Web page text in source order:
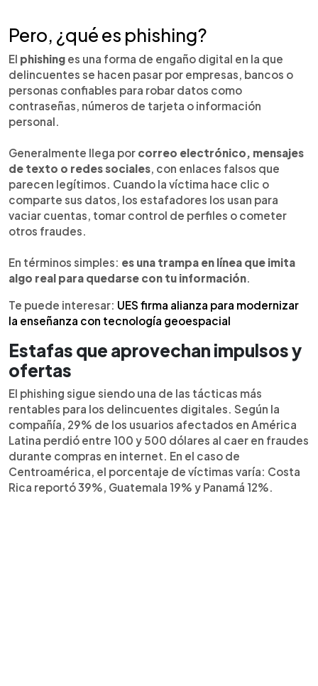
Pero, ¿qué es phishing?
El phishing es una forma de engaño digital en la que
delincuentes se hacen pasar por empresas, bancos o
personas confiables para robar datos como
contraseñas, números de tarjeta o información
personal.
Generalmente llega por correo electrónico, mensajes
de texto o redes sociales, con enlaces falsos que
parecen legítimos. Cuando la víctima hace clic o
comparte sus datos, los estafadores los usan para
vaciar cuentas, tomar control de perfiles o cometer
otros fraudes.
En términos simples: es una trampa en línea que imita
algo real para quedarse con tu información.
Te puede interesar: UES firma alianza para modernizar
la enseñanza con tecnología geoespacial
Estafas que aprovechan impulsos y
ofertas
El phishing sigue siendo una de las tácticas más
rentables para los delincuentes digitales. Según la
compañía, 29% de los usuarios afectados en América
Latina perdió entre 100 y 500 dólares al caer en fraudes
durante compras en internet. En el caso de
Centroamérica, el porcentaje de víctimas varía: Costa
Rica reportó 39%, Guatemala 19% y Panamá 12%.